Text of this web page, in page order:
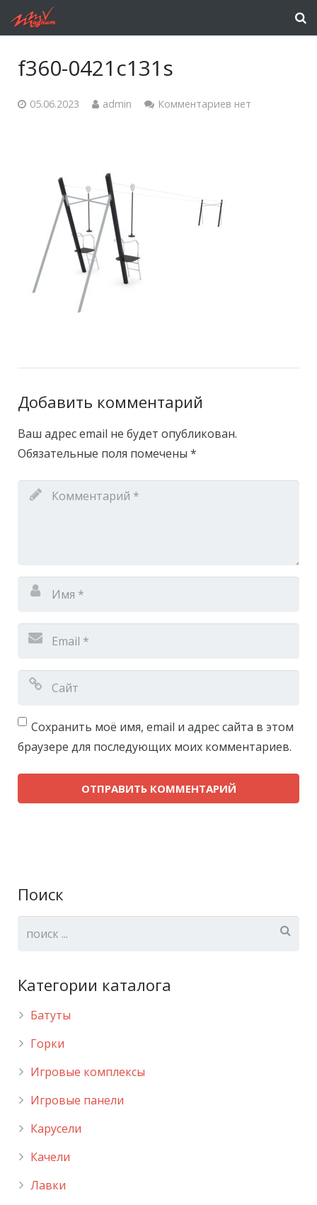
f360-0421c131s
05.06.2023 admin Комментариев нет
Добавить комментарий
Ваш адрес email не будет опубликован.
Обязательные поля помечены *
Сохранить моё имя, email и адрес сайта в этом
браузере для последующих моих комментариев.
Поиск
Категории каталога
Батуты
Горки
Игровые комплексы
Игровые панели
Карусели
Качели
Лавки